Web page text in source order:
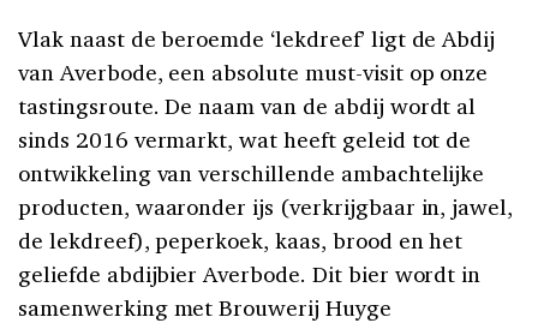
Vlak naast de beroemde ‘lekdreef’ ligt de Abdij
van Averbode, een absolute must-visit op onze
tastingsroute. De naam van de abdij wordt al
sinds 2016 vermarkt, wat heeft geleid tot de
ontwikkeling van verschillende ambachtelijke
producten, waaronder ijs (verkrijgbaar in, jawel,
de lekdreef), peperkoek, kaas, brood en het
geliefde abdijbier Averbode. Dit bier wordt in
samenwerking met Brouwerij Huyge